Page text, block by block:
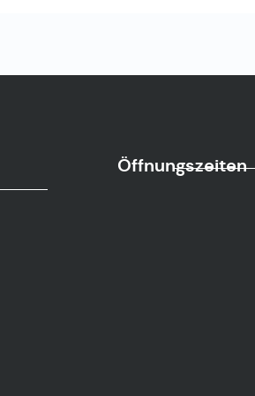
Öffnungszeiten